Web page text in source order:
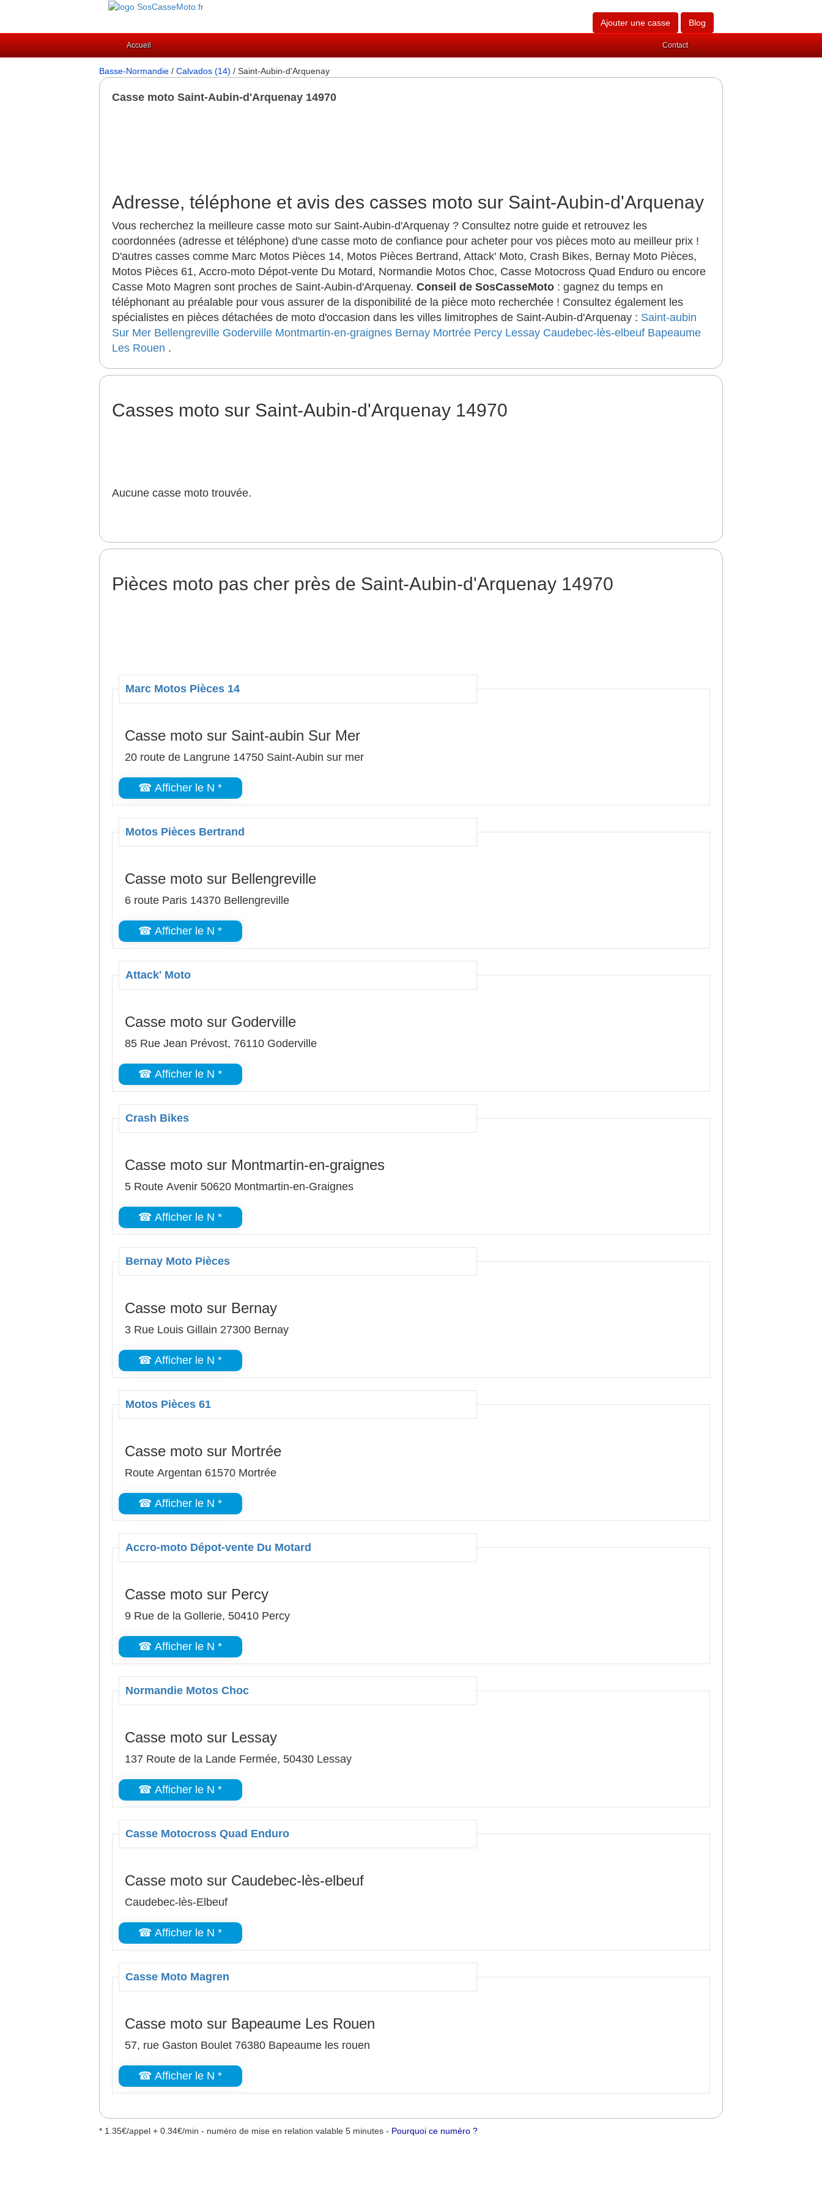
Ajouter une casse Blog
Accueil Contact
Basse-Normandie / Calvados (14) / Saint-Aubin-d'Arquenay
Casse moto Saint-Aubin-d'Arquenay 14970
Adresse, téléphone et avis des casses moto sur Saint-Aubin-d'Arquenay
Vous recherchez la meilleure casse moto sur Saint-Aubin-d'Arquenay ? Consultez notre guide et retrouvez les
coordonnées (adresse et téléphone) d'une casse moto de confiance pour acheter pour vos pièces moto au meilleur prix !
D'autres casses comme Marc Motos Pièces 14, Motos Pièces Bertrand, Attack' Moto, Crash Bikes, Bernay Moto Pièces,
Motos Pièces 61, Accro-moto Dépot-vente Du Motard, Normandie Motos Choc, Casse Motocross Quad Enduro ou encore
Casse Moto Magren sont proches de Saint-Aubin-d'Arquenay. Conseil de SosCasseMoto : gagnez du temps en
téléphonant au préalable pour vous assurer de la disponibilité de la pièce moto recherchée ! Consultez également les
spécialistes en pièces détachées de moto d'occasion dans les villes limitrophes de Saint-Aubin-d'Arquenay : Saint-aubin
Sur Mer Bellengreville Goderville Montmartin-en-graignes Bernay Mortrée Percy Lessay Caudebec-lès-elbeuf Bapeaume
Les Rouen .
Casses moto sur Saint-Aubin-d'Arquenay 14970
Aucune casse moto trouvée.
Pièces moto pas cher près de Saint-Aubin-d'Arquenay 14970
Marc Motos Pièces 14
Casse moto sur Saint-aubin Sur Mer
20 route de Langrune 14750 Saint-Aubin sur mer
☎ Afficher le N *
Motos Pièces Bertrand
Casse moto sur Bellengreville
6 route Paris 14370 Bellengreville
☎ Afficher le N *
Attack' Moto
Casse moto sur Goderville
85 Rue Jean Prévost, 76110 Goderville
☎ Afficher le N *
Crash Bikes
Casse moto sur Montmartin-en-graignes
5 Route Avenir 50620 Montmartin-en-Graignes
☎ Afficher le N *
Bernay Moto Pièces
Casse moto sur Bernay
3 Rue Louis Gillain 27300 Bernay
☎ Afficher le N *
Motos Pièces 61
Casse moto sur Mortrée
Route Argentan 61570 Mortrée
☎ Afficher le N *
Accro-moto Dépot-vente Du Motard
Casse moto sur Percy
9 Rue de la Gollerie, 50410 Percy
☎ Afficher le N *
Normandie Motos Choc
Casse moto sur Lessay
137 Route de la Lande Fermée, 50430 Lessay
☎ Afficher le N *
Casse Motocross Quad Enduro
Casse moto sur Caudebec-lès-elbeuf
Caudebec-lès-Elbeuf
☎ Afficher le N *
Casse Moto Magren
Casse moto sur Bapeaume Les Rouen
57, rue Gaston Boulet 76380 Bapeaume les rouen
☎ Afficher le N *
* 1.35€/appel + 0.34€/min - numéro de mise en relation valable 5 minutes - Pourquoi ce numéro ?